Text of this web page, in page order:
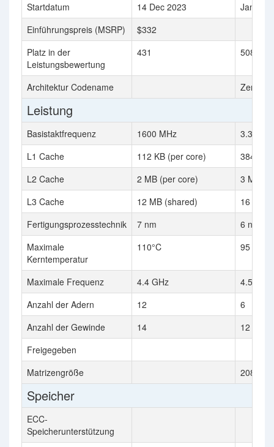
Startdatum 14 Dec 2023
Jan
Einführungspreis (MSRP)
$332
Platz in der
Leistungsbewertung
431 508
Architektur Codename Zen 3+
Leistung
Basistaktfrequenz 1600 MHz
3.3 GHz
L1 Cache
112 KB (per core)
384 KB
L2 Cache
2 MB (per core)
3 MB
L3 Cache
12 MB (shared)
16 MB
Fertigungsprozesstechnik
7 nm
6 nm
Maximale
Kerntemperatur
110°C 95 °C
Maximale Frequenz 4.4 GHz
4.5 GHz
Anzahl der Adern
12
6
Anzahl der Gewinde
14
12
Freigegeben
Matrizengröße
208
Speicher
ECC-
Speicherunterstützung